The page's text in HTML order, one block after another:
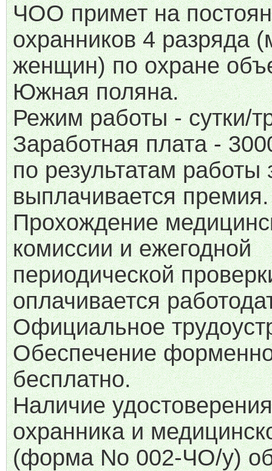
ЧОО примет на
охранников 4 разряда
женщин) по охране
Южная поляна.
Режим работы - сутки/
Заработная плата -
по результатам работы
выплачивается премия.
Прохождение
комиссии и ежегодной
периодической
оплачивается
Официальное
Обеспечение
бесплатно.
Наличие
охранника и
(форма No 002-ЧО/у)